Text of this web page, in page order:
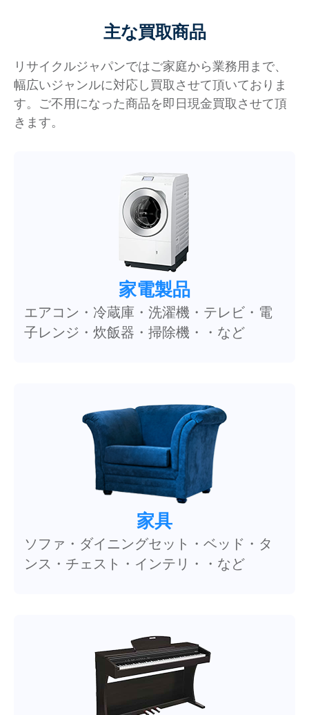
主な買取商品
リサイクルジャパンではご家庭から業務用まで、
幅広いジャンルに対応し買取させて頂いておりま
す。ご不用になった商品を即日現金買取させて頂
きます。
家電製品
エアコン・冷蔵庫・洗濯機・テレビ・電
子レンジ・炊飯器・掃除機・・など
家具
ソファ・ダイニングセット・ベッド・タ
ンス・チェスト・インテリ・・など